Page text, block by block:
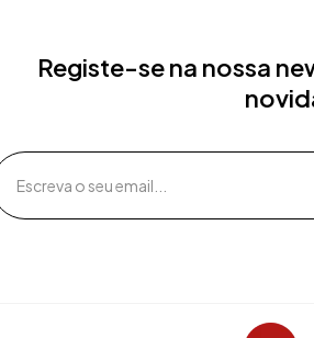
Registe-se na nossa